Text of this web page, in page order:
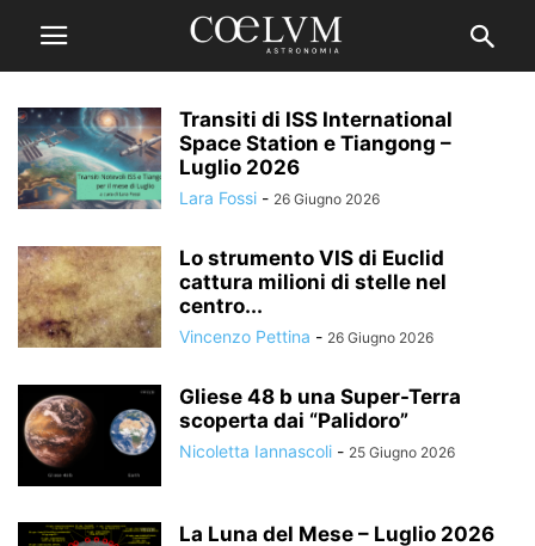
Transiti di ISS International
Space Station e Tiangong –
Luglio 2026
Lara Fossi - 26 Giugno 2026
Lo strumento VIS di Euclid
cattura milioni di stelle nel
centro...
Vincenzo Pettina - 26 Giugno 2026
Gliese 48 b una Super-Terra
scoperta dai “Palidoro”
Nicoletta Iannascoli - 25 Giugno 2026
La Luna del Mese – Luglio 2026